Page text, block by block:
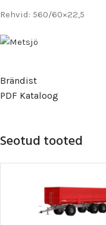
Rehvid: 560/60×22,5
Brändist
PDF Kataloog
Seotud tooted